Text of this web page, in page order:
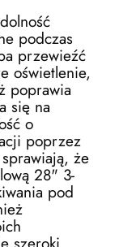
podczas
przewieźć
oświetlenie,
poprawia
się na
o
poprzez
że
28" 3-
pod